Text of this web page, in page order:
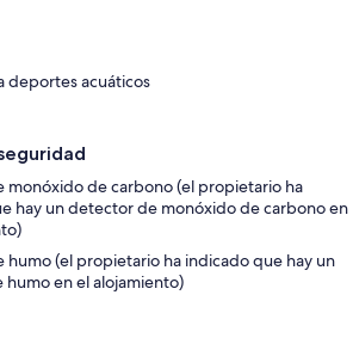
deportes acuáticos
monóxido de carbono (el propietario ha
hay un detector de monóxido de carbono en
humo (el propietario ha indicado que hay un
en el alojamiento)